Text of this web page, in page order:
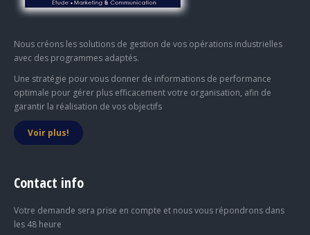
Nous créons les solutions de gestion de vos opérations industrielles
avec des programmes adaptés.
Une stratégie pour vous donner de informations de performance
optimale pour gérer plus efficacement votre organisation, afin de
garantir la réalisation de vos objectifs
Voir plus!
Contact info
Votre demande sera prise en compte et nous vous répondrons dans
les 48 heure